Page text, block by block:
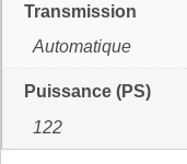
Transmission
Automatique
Puissance (PS)
122